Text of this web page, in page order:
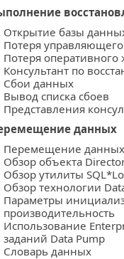
Открытие базы
Потеря
Потеря
Консультант по
Сбои данных
Вывод списка сбоев
Представления
данных
Перемещение
Обзор объекта
Обзор утилиты
Обзор технологии
Параметры
производительность
Использование
заданий Data Pump
Словарь данных